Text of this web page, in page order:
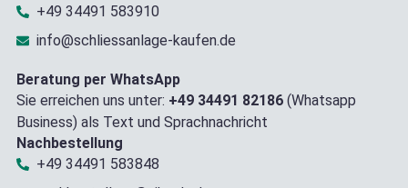
+49 34491 583910
info@schliessanlage-kaufen.de
Beratung per WhatsApp
Sie erreichen uns unter: +49 34491 82186(Whatsapp
Business) als Text und Sprachnachricht
Nachbestellung
+49 34491 583848